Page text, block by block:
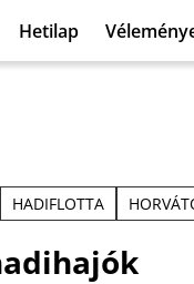
Hetilap
HADIFLOTTA